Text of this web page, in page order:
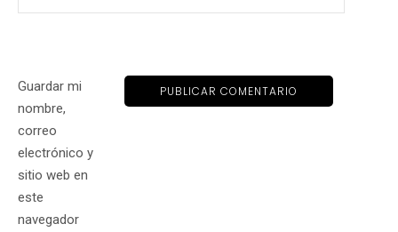
Guardar mi
nombre,
correo
electrónico y
sitio web en
este
navegador